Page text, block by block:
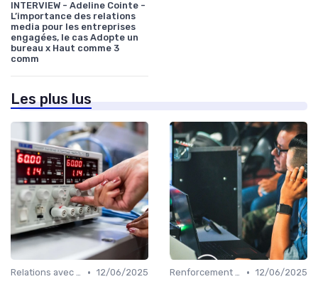
INTERVIEW - Adeline Cointe -
L’importance des relations
media pour les entreprises
engagées, le cas Adopte un
bureau x Haut comme 3
comm
Les plus lus
Relations avec les médias • 12/06/2025
Renforcement de marque • 12/06/2025